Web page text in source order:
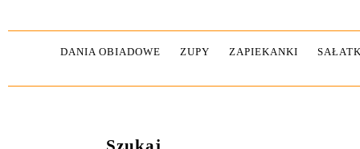
DANIA OBIADOWE ZUPY ZAPIEKANKI